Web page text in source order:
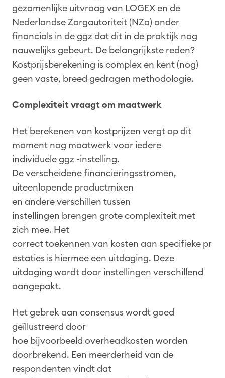
gezamenlijke uitvraag van LOGEX en de
Nederlandse Zorgautoriteit (NZa) onder
financials in de ggz dat dit in de praktijk nog
nauwelijks gebeurt. De belangrijkste reden?
Kostprijsberekening is complex en kent (nog)
geen vaste, breed gedragen methodologie.
Complexiteit vraagt om maatwerk
Het berekenen van kostprijzen vergt op dit
moment nog maatwerk voor iedere
individuele ggz -instelling.
De verscheidene financieringsstromen,
uiteenlopende productmixen
en andere verschillen tussen
instellingen brengen grote complexiteit met
zich mee. Het
correct toekennen van kosten aan specifieke pr
estaties is hiermee een uitdaging. Deze
uitdaging wordt door instellingen verschillend
aangepakt.
Het gebrek aan consensus wordt goed
geïllustreerd door
hoe bijvoorbeeld overheadkosten worden
doorbrekend. Een meerderheid van de
respondenten vindt dat